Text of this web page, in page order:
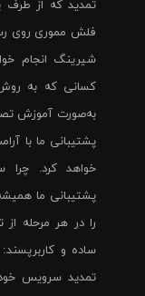
تمدید که از طرف
فلش مموری روی
شیرینگ انجام
کسانی که به روش
به‌صورت آموزش
پشتیبانی ما با
خواهد کرد. چرا
پشتیبانی ما
را در هر مرحله
ساده و
تمدید سرویس